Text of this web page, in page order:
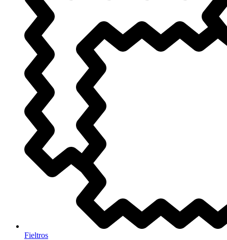
Fieltros